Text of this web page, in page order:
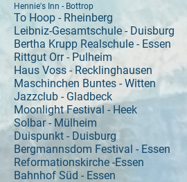
Hennie's Inn - Bottrop
To Hoop - Rheinberg
Leibniz-Gesamtschule - Duisburg
Bertha Krupp Realschule - Essen
Rittgut Orr - Pulheim
Haus Voss - Recklinghausen
Maschinchen Buntes - Witten
Jazzclub - Gladbeck
Moonlight Festival - Heek
Solbar - Mülheim
Duispunkt - Duisburg
Bergmannsdom Festival - Essen
Reformationskirche -Essen
Bahnhof Süd - Essen